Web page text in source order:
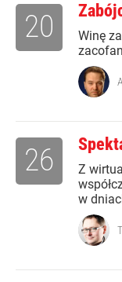
Winę
20
Z
w
26